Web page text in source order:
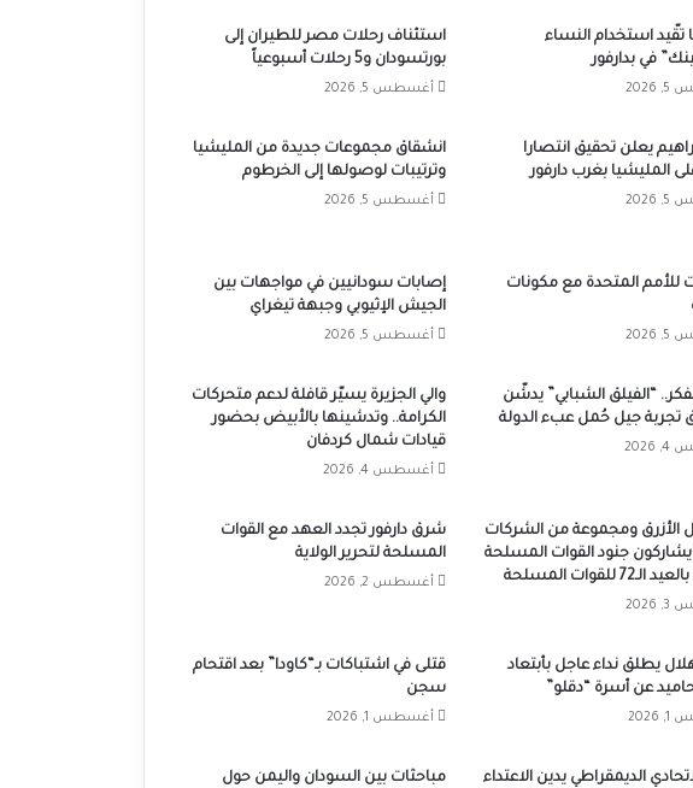
تقّيد استخدام النساء
في بدارفور
استئناف رحلات مصر للطيران إلى
بورتسودان و5 رحلات أسبوعياً
أغسطس 5, 2026
يعلن تحقيق انتصارا
المليشيا بغرب دارفور
انشقاق مجموعات جديدة من المليشيا
وترتيبات لوصولها إلى الخرطوم
أغسطس 5, 2026
للأمم المتحدة مع مكونات
إصابات سودانيين في مواجهات بين
الجيش الإثيوبي وجبهة تيغراي
أغسطس 5, 2026
“الفيلق الشبابي” يدشّن
تجربة جيل حُمل عبء الدولة
والي الجزيرة يسيّر قافلة لدعم متحركات
الكرامة.. وتدشينها بالأبيض بحضور
قيادات شمال كردفان
أغسطس 4, 2026
الأزرق ومجموعة من الشركات
يشاركون جنود القوات المسلحة
للقوات المسلحة
شرق دارفور تجدد العهد مع القوات
المسلحة لتحرير الولاية
أغسطس 2, 2026
يطلق نداء عاجل بأبتعاد
عن أسرة “دقلو”
قتلى في اشتباكات بـ“كاودا” بعد اقتحام
سجن
أغسطس 1, 2026
الديمقراطي يدين الاعتداء
مباحثات بين السودان واليمن حول